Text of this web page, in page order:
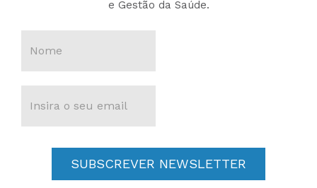
e Gestão da Saúde.
SUBSCREVER NEWSLETTER